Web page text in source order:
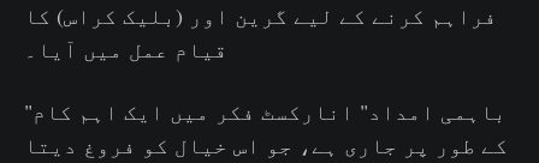
فراہم کرنے کے لیے گرین اور (بلیک کراس) کا
قیام عمل میں آیا۔
"باہمی امداد" انارکسٹ فکر میں ایک اہم کام
کے طور پر جاری ہے، جو اس خیال کو فروغ دیتا